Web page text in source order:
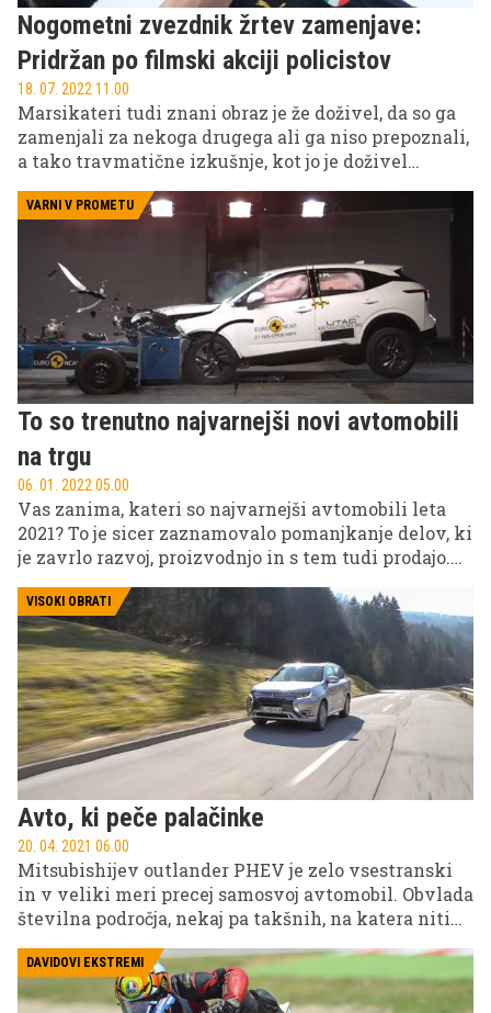
Nogometni zvezdnik žrtev zamenjave:
Pridržan po filmski akciji policistov
18. 07. 2022 11.00
Marsikateri tudi znani obraz je že doživel, da so ga
zamenjali za nekoga drugega ali ga niso prepoznali,
a tako travmatične izkušnje, kot jo je doživel
namreč znanega Francoza aretirala sredi Milana in
VARNI V PROMETU
To so trenutno najvarnejši novi avtomobili
na trgu
06. 01. 2022 05.00
Vas zanima, kateri so najvarnejši avtomobili leta
2021? To je sicer zaznamovalo pomanjkanje delov, ki
je zavrlo razvoj, proizvodnjo in s tem tudi prodajo.
novih avtomobilov Euro NCAP je lani pod
drobnogled vzela varnost 34 avtomobilov, od
katerih jih je kar 23 prejelo najvišjo oceno.
VISOKI OBRATI
Avto, ki peče palačinke
20. 04. 2021 06.00
Mitsubishijev outlander PHEV je zelo vsestranski
in v veliki meri precej samosvoj avtomobil. Obvlada
številna področja, nekaj pa takšnih, na katera niti
DAVIDOVI EKSTREMI